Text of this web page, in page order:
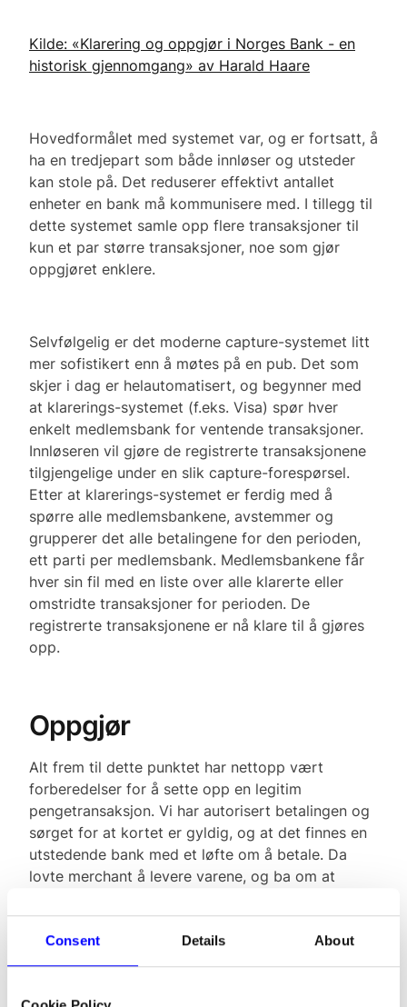
Consent Details About
Kilde: «Klarering og oppgjør i Norges Bank - en
historisk gjennomgang» av Harald Haare
Hovedformålet med systemet var, og er fortsatt, å
ha en tredjepart som både innløser og utsteder
kan stole på. Det reduserer effektivt antallet
enheter en bank må kommunisere med. I tillegg til
dette systemet samle opp flere transaksjoner til
kun et par større transaksjoner, noe som gjør
oppgjøret enklere.
Selvfølgelig er det moderne capture-systemet litt
mer sofistikert enn å møtes på en pub. Det som
skjer i dag er helautomatisert, og begynner med
at klarerings-systemet (f.eks. Visa) spør hver
enkelt medlemsbank for ventende transaksjoner.
Innløseren vil gjøre de registrerte transaksjonene
tilgjengelige under en slik capture-forespørsel.
Etter at klarerings-systemet er ferdig med å
spørre alle medlemsbankene, avstemmer og
grupperer det alle betalingene for den perioden,
ett parti per medlemsbank. Medlemsbankene får
hver sin fil med en liste over alle klarerte eller
omstridte transaksjoner for perioden. De
registrerte transaksjonene er nå klare til å gjøres
opp.
Oppgjør
Alt frem til dette punktet har nettopp vært
forberedelser for å sette opp en legitim
pengetransaksjon. Vi har autorisert betalingen og
sørget for at kortet er gyldig, og at det finnes en
utstedende bank med et løfte om å betale. Da
lovte merchant å levere varene, og ba om at
avstemte deretter informasjonen det fikk i
autorisasjonen med innløsers forespørsel om
klarering. Den varslet også den utstedende